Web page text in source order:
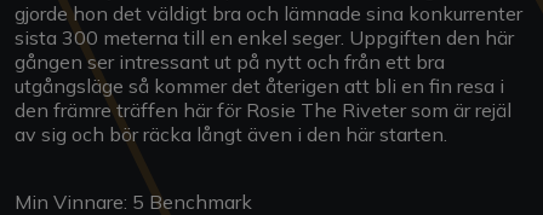
gjorde hon det väldigt bra och lämnade sina konkurrenter
sista 300 meterna till en enkel seger. Uppgiften den här
gången ser intressant ut på nytt och från ett bra
utgångsläge så kommer det återigen att bli en fin resa i
den främre träffen här för Rosie The Riveter som är rejäl
av sig och bör räcka långt även i den här starten.
Min Vinnare: 5 Benchmark